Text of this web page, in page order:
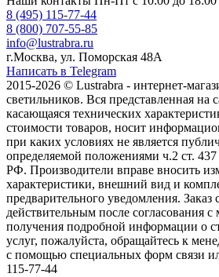
8 (495) 115-77-44
8 (800) 707-55-85
info@lustrabra.ru
г.Москва, ул. Поморская 48А
Написать в Telegram
2015-2026 © Lustrabra - интернет-
светильников. Вся представленная на
касающаяся технических
стоимости товаров, носит
при каких условиях не является
определяемой положениями ч.2 ст. 437
РФ. Производители вправе вносить
характеристики, внешний вид и
предварительного уведомления. Заказ
действительным после согласования
получения подробной информации о
услуг, пожалуйста, обращайтесь к
с помощью специальных форм связи
115-77-44